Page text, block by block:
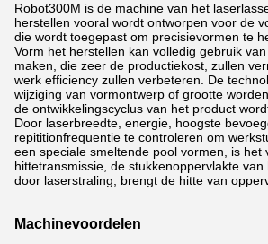
Robot300M is de machine van het
herstellen vooral wordt ontworpen voor de
die wordt toegepast om precisievormen te
Vorm het herstellen kan volledig gebruik
maken, die zeer de productiekost, zullen
werk efficiency zullen verbeteren. De
wijziging van vormontwerp of grootte
de ontwikkelingscyclus van het product
Door laserbreedte, energie, hoogste
repititionfrequentie te controleren om
een speciale smeltende pool vormen, is het
hittetransmissie, de stukkenoppervlakte
door laserstraling, brengt de hitte van
Machinevoordelen